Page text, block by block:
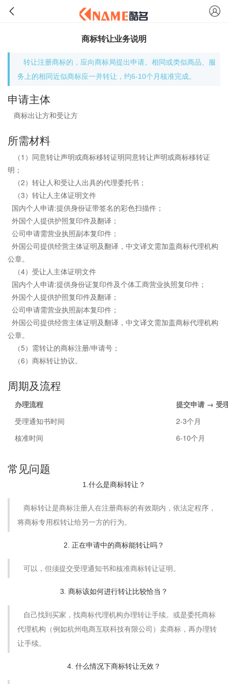
商标转让业务说明
转让注册商标的，应向商标局提出申请。相同或类似商品、服
务上的相同近似商标应一并转让，约6-10个月核准完成。
申请主体
商标出让方和受让方
所需材料
（1）同意转让声明或商标移转证明同意转让声明或商标移转证
明；
（2）转让人和受让人出具的代理委托书；
（3）转让人主体证明文件
国内个人申请:提供身份证带签名的彩色扫描件；
外国个人提供护照复印件及翻译；
公司申请需营业执照副本复印件；
外国公司提供经营主体证明及翻译，中文译文需加盖商标代理机构
公章。
（4）受让人主体证明文件
国内个人申请:提供身份证复印件及个体工商营业执照复印件；
外国个人提供护照复印件及翻译；
公司申请需营业执照副本复印件；
外国公司提供经营主体证明及翻译，中文译文需加盖商标代理机构
公章。
（5）需转让的商标注册/申请号；
（6）商标转让协议。
周期及流程
办理流程
提交申请 → 受
受理通知书时间
2-3个月
核准时间
6-10个月
常见问题
1.什么是商标转让？
商标转让是商标注册人在注册商标的有效期内，依法定程序，
将商标专用权转让给另一方的行为。
2. 正在申请中的商标能转让吗？
可以，但须提交受理通知书和核准商标转让证明。
3. 商标该如何进行转让比较恰当？
自己找到买家，找商标代理机构办理转让手续。或是委托商标
代理机构（例如杭州电商互联科技有限公司）卖商标，再办理转
让手续。
4. 什么情况下商标转让无效？